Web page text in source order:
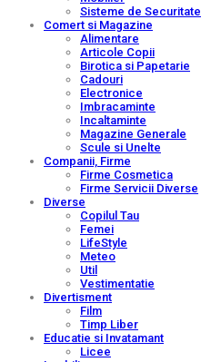
Sisteme de Securitate
Comert si Magazine
Alimentare
Articole Copii
Birotica si Papetarie
Cadouri
Electronice
Imbracaminte
Incaltaminte
Magazine Generale
Scule si Unelte
Companii, Firme
Firme Cosmetica
Firme Servicii Diverse
Diverse
Copilul Tau
Femei
LifeStyle
Meteo
Util
Vestimentatie
Divertisment
Film
Timp Liber
Educatie si Invatamant
Licee